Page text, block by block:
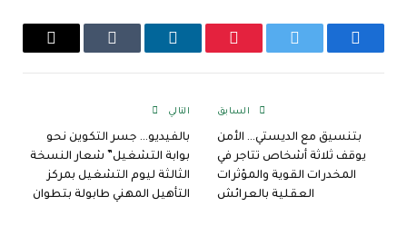
فيسبوك تويتر بينتيريستلينكدإن Tumblr
البريد
السابق
بتنسيق مع الديستي… الأمن
يوقف ثلاثة أشخاص تتاجر في
المخدرات القوية والمؤثرات
العقلية بالعرائش
التالي
بالفيديو… جسر التكوين نحو
بوابة التشغيل” شعار النسخة
الثالثة ليوم التشغيل بمركز
التأهيل المهني طابولة بتطوان